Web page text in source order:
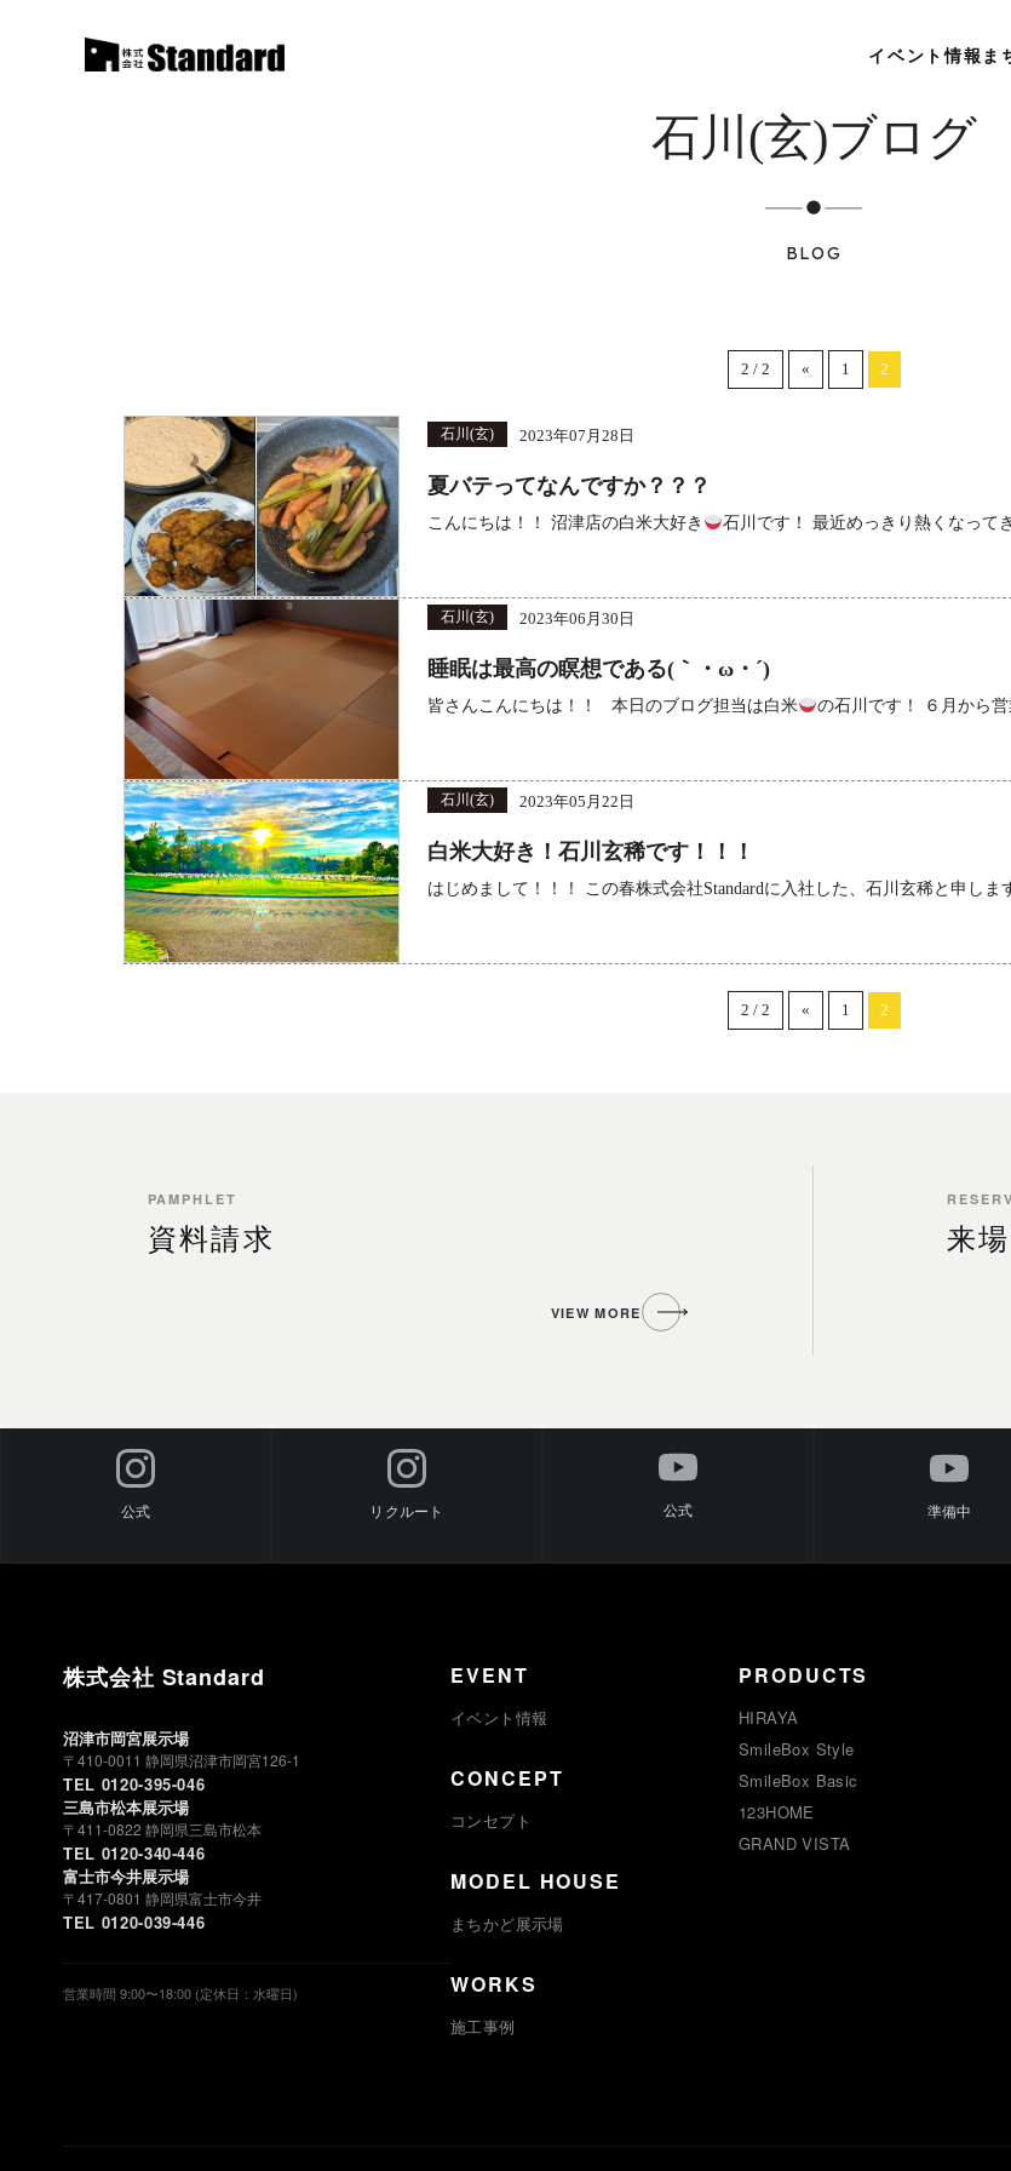
イベント情報 ま
石川(玄)ブログ
BLOG
2 / 2 « 1 2
石川(玄) 2023年07月28日
夏バテってなんですか？？？
こんにちは！！ 沼津店の白米大好き 石川です！ 最近めっきり熱くなって
石川(玄) 2023年06月30日
睡眠は最高の瞑想である(｀・ω・´)
皆さんこんにちは！！ 本日のブログ担当は白米 の石川です！ ６月から
石川(玄) 2023年05月22日
白米大好き！石川玄稀です！！！
はじめまして！！！ この春株式会社Standardに入社した、石川玄稀と申し
2 / 2 « 1 2
PAMPHLET
資料請求
VIEW MORE
来
公式 リクルート 公式 準備中
株式会社 Standard
沼津市岡宮展示場
〒410-0011 静岡県沼津市岡宮126-1
TEL 0120-395-046
三島市松本展示場
〒411-0822 静岡県三島市松本
TEL 0120-340-446
富士市今井展示場
〒417-0801 静岡県富士市今井
TEL 0120-039-446
営業時間 9:00〜18:00 (定休日：水曜日)
EVENT
イベント情報
CONCEPT
コンセプト
MODEL HOUSE
まちかど展示場
WORKS
施工事例
PRODUCTS
HIRAYA
SmileBox Style
SmileBox Basic
123HOME
GRAND VISTA